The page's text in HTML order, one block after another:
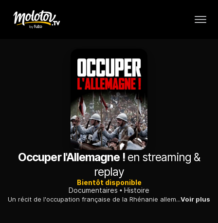
Occuper l'Allemagne !en streaming &
replay
Bientôt disponible
Documentaires
Histoire
Un récit de l'occupation française de la Rhénanie allemande, effective de l'armistice de 1918 jusqu'à 1930, suivant les dispositions du traité de Versailles.Voir plus